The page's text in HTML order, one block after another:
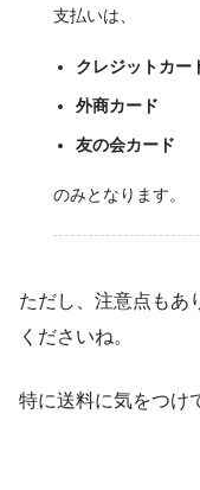
支払いは、
クレジットカー
外商カード
友の会カード
のみとなります。
ただし、注意点もあ
くださいね。
特に送料に気をつけ